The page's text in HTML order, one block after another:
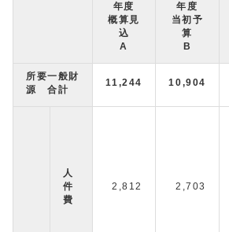
年度
概算見
込
A
年度
当初予
算
B
所要一般財
源 合計
11,244 10,904
人
件
費
2,812 2,703